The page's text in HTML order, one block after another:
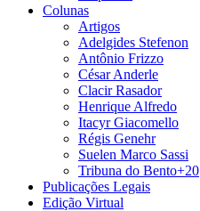
Colunas
Artigos
Adelgides Stefenon
Antônio Frizzo
César Anderle
Clacir Rasador
Henrique Alfredo
Itacyr Giacomello
Régis Genehr
Suelen Marco Sassi
Tribuna do Bento+20
Publicações Legais
Edição Virtual